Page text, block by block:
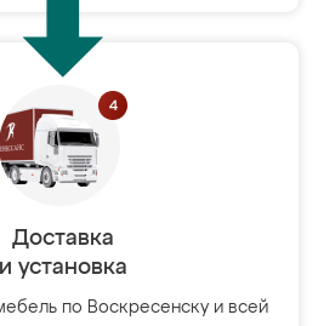
Доставка
и установка
по Воскресенску и всей